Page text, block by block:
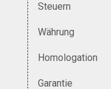
Steuern
Währung
Homologation
Garantie